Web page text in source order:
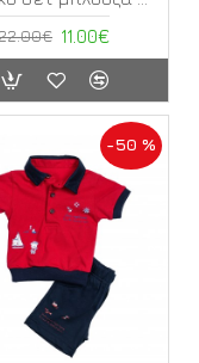
11.00€
-50 %